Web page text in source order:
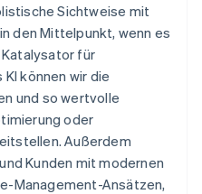
Sichtweise mit
den Mittelpunkt, wenn es
Katalysator für
können wir die
und so wertvolle
oder
Außerdem
Kunden mit modernen
Management-Ansätzen,